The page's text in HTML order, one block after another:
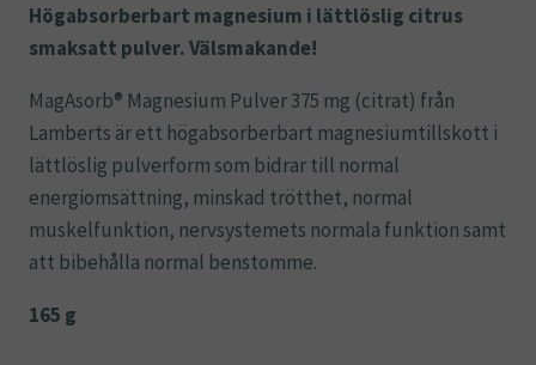
Högabsorberbart magnesium i lättlöslig citrus
smaksatt pulver. Välsmakande!
MagAsorb® Magnesium Pulver 375 mg (citrat) från
Lamberts är ett högabsorberbart magnesiumtillskott i
lättlöslig pulverform som bidrar till normal
energiomsättning, minskad trötthet, normal
muskelfunktion, nervsystemets normala funktion samt
att bibehålla normal benstomme.
165 g